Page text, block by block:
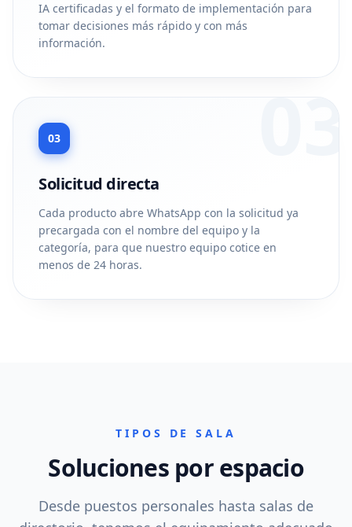
IA certificadas y el formato de implementación para
tomar decisiones más rápido y con más
información.
03
03
Solicitud directa
Cada producto abre WhatsApp con la solicitud ya
precargada con el nombre del equipo y la
categoría, para que nuestro equipo cotice en
menos de 24 horas.
TIPOS DE SALA
Soluciones por espacio
Desde puestos personales hasta salas de